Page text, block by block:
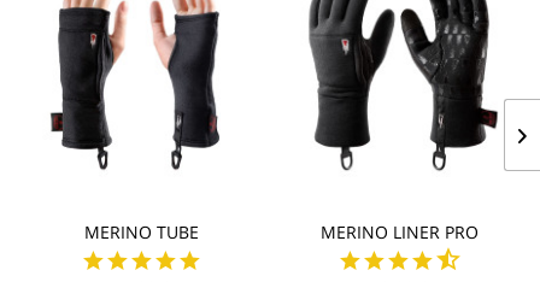
MERINO TUBE MERINO LINER PRO